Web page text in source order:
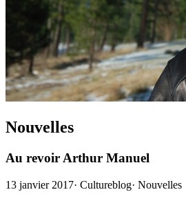
Nouvelles
Au revoir Arthur Manuel
13 janvier 2017· Cultureblog· Nouvelles